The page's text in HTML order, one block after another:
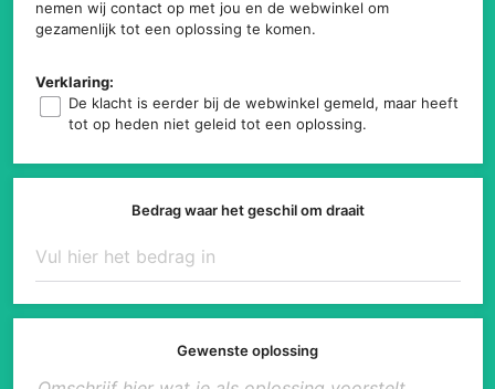
nemen wij contact op met jou en de webwinkel om
gezamenlijk tot een oplossing te komen.
Verklaring:
De klacht is eerder bij de webwinkel gemeld, maar heeft
tot op heden niet geleid tot een oplossing.
Bedrag waar het geschil om draait
Gewenste oplossing